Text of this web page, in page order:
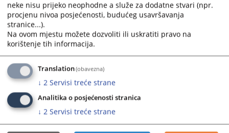
Pritužbe na ponašanje i rad sudija dostavljaju se
Visokom sudskom i tužilačkom savjetu BiH, koji je jedini
ovlašten da razmatra te pritužbe.
Kontakt podaci VSTS-a:
Visoki sudski i tužilački savjet Bosne i Hercegovine Ul.
Kraljice Jelene br.88 71000 Sarajevo
Web:https://vstv.pravosudje.ba
2575PREGLEDA
neke nisu prijeko neophodne a služe za dodatne stvari (npr.
procjenu nivoa posjećenosti, budućeg usavršavanja
stranice...).
Na ovom mjestu možete dozvoliti ili uskratiti pravo na
korištenje tih informacija.
Translation(obavezna)
↓ 2 Servisi treće strane
Analitika o posjećenosti stranica
↓ 2 Servisi treće strane